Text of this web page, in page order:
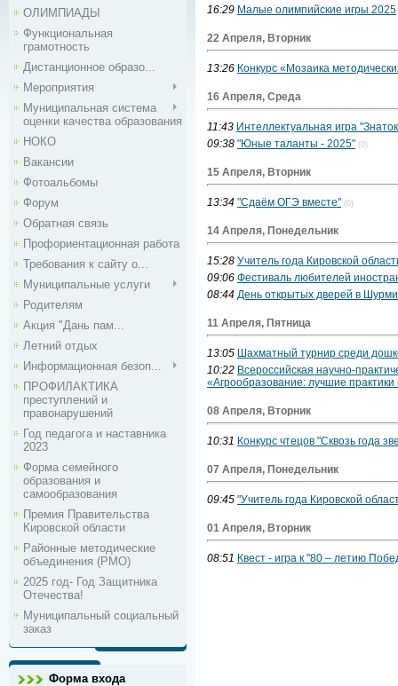
ОЛИМПИАДЫ
Функциональная
грамотность
Дистанционное образо...
Мероприятия
Муниципальная система
оценки качества образования
НОКО
Вакансии
Фотоальбомы
Форум
Обратная связь
Профориентационная работа
Требования к сайту о...
Муниципальные услуги
Родителям
Акция "Дань пам...
Летний отдых
Информационная безоп...
ПРОФИЛАКТИКА
преступлений и
правонарушений
Год педагога и наставника
2023
Форма семейного
образования и
самообразования
Премия Правительства
Кировской области
Районные методические
объединения (РМО)
2025 год- Год Защитника
Отечества!
Муниципальный социальный
заказ
Форма входа
16:29 Малые олимпийские игры 2025
22 Апреля, Вторник
13:26 Конкурс «Мозаика
16 Апреля, Среда
11:43 Интеллектуальная игра
09:38 "Юные таланты - 2025" (0)
15 Апреля, Вторник
13:34 "Сдаём ОГЭ вместе" (0)
14 Апреля, Понедельник
15:28 Учитель года Кировской
09:06 Фестиваль любителей
08:44 День открытых дверей в
11 Апреля, Пятница
13:05 Шахматный турнир среди
10:22 Всероссийская научно-
«Агрообразование: лучшие
08 Апреля, Вторник
10:31 Конкурс чтецов "Сквозь года
07 Апреля, Понедельник
09:45 "Учитель года Кировской
01 Апреля, Вторник
08:51 Квест - игра к "80 – летию